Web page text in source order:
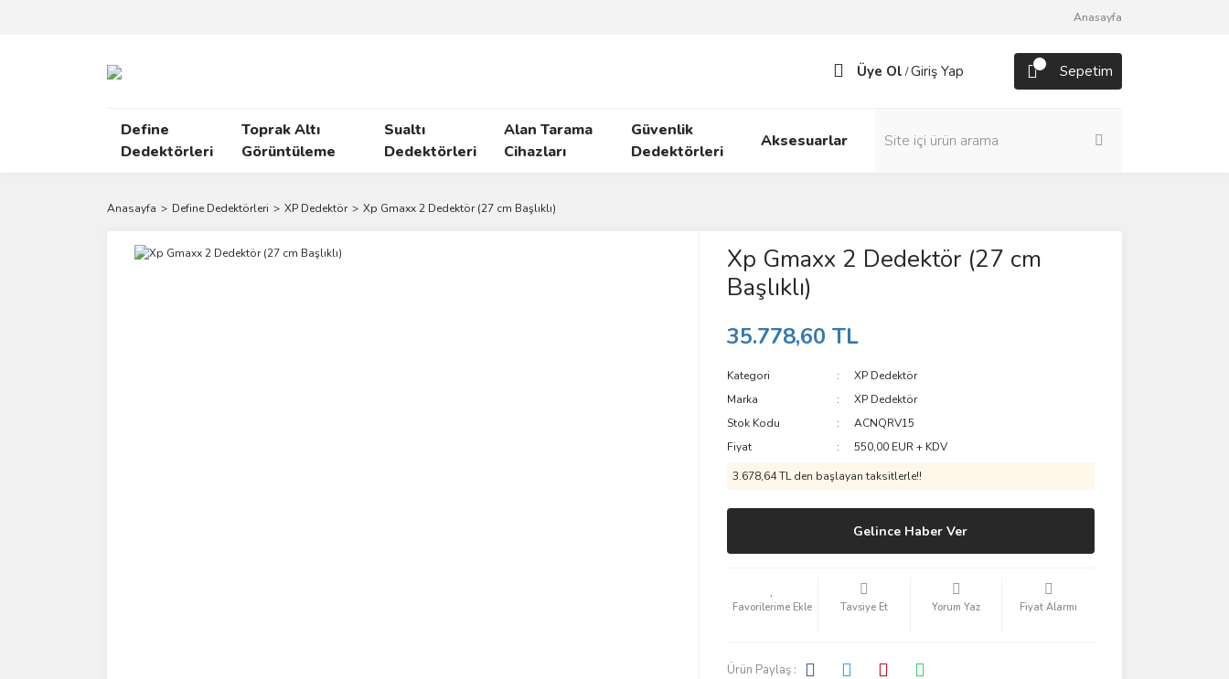
Anasayfa
Üye Ol /Giriş Yap Sepetim
Define
Dedektörleri
Toprak Altı
Görüntüleme
Sualtı
Dedektörleri
Alan Tarama
Cihazları
Güvenlik
Dedektörleri
Aksesuarlar
Anasayfa Define Dedektörleri XP Dedektör Xp Gmaxx 2 Dedektör (27 cm Başlıklı)
Xp Gmaxx 2 Dedektör (27 cm
Başlıklı)
35.778,60 TL
Kategori
XP Dedektör
Marka
XP Dedektör
Stok Kodu
ACNQRV15
Fiyat
550,00 EUR + KDV
3.678,64 TL den başlayan taksitlerle!!
Gelince Haber Ver
Tavsiye Et Yorum Yaz Fiyat Alarmı
Ürün Paylaş :